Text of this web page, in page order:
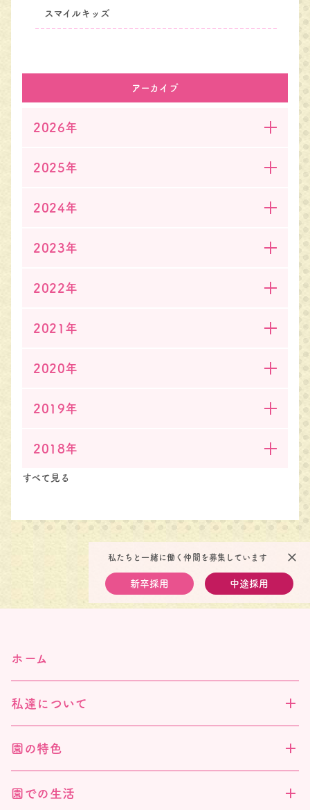
私たちと一緒に働く仲間を募集しています close
新卒採用 中途採用
スマイルキッズ
アーカイブ
2026年
2025年
2024年
2023年
2022年
2021年
2020年
2019年
2018年
すべて見る
ホーム
私達について
園の特色
園での生活